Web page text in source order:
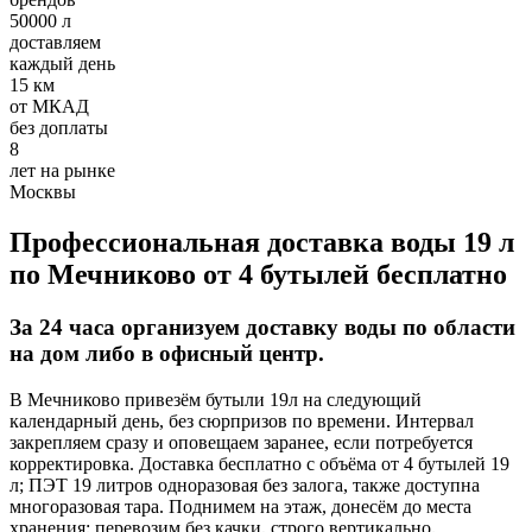
50000 л
доставляем
каждый день
15 км
от МКАД
без доплаты
8
лет на рынке
Москвы
Профессиональная доставка воды 19 л
по Мечниково от 4 бутылей бесплатно
За 24 часа организуем доставку воды по области
на дом либо в офисный центр.
В Мечниково привезём бутыли 19л на следующий
календарный день, без сюрпризов по времени. Интервал
закрепляем сразу и оповещаем заранее, если потребуется
корректировка. Доставка бесплатно с объёма от 4 бутылей 19
л; ПЭТ 19 литров одноразовая без залога, также доступна
многоразовая тара. Поднимем на этаж, донесём до места
хранения; перевозим без качки, строго вертикально.
Требования:
Хорошее знание 1С
Умение работать с постоянными клиентами, вести
первичный документооборот
Ответственное отношение к работе
Условия:
З/п 32000-50000 руб.
График 5/2
Оформление по ТК РФ
Опубликовать
отзыв от клиента